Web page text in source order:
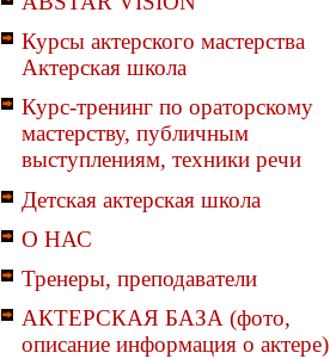
Курсы актерского мастерства
Актерская школа
Курс-тренинг по ораторскому
мастерству, публичным
выступлениям, техники речи
Детская актерская школа
О НАС
Тренеры, преподаватели
АКТЕРСКАЯ БАЗА (фото,
описание информация о актере)